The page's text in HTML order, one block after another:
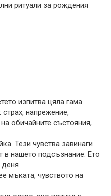
ритуали за рождения
изпитва цяла гама.
напрежение,
обичайните състояния,
Тези чувства завинаги
нашето подсъзнание. Ето
деня
мъката, чувството на